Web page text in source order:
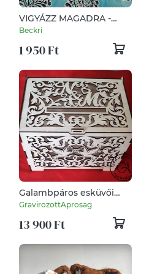
VIGYÁZZ MAGADRA -
Kerámia Varázskavics
motivációkkal
Beckri
1 950 Ft
Galambpáros esküvői
pénzes láda
GravirozottAprosag
13 900 Ft